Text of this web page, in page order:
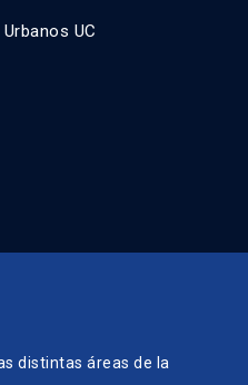
UC
distintas áreas de la